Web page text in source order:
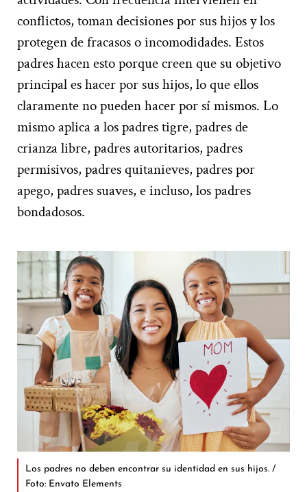
conflictos, toman decisiones por sus hijos y los
protegen de fracasos o incomodidades. Estos
padres hacen esto porque creen que su objetivo
principal es hacer por sus hijos, lo que ellos
claramente no pueden hacer por sí mismos. Lo
mismo aplica a los padres tigre, padres de
crianza libre, padres autoritarios, padres
permisivos, padres quitanieves, padres por
apego, padres suaves, e incluso, los padres
bondadosos.
Los padres no deben encontrar su identidad en sus hijos. /
Foto: Envato Elements